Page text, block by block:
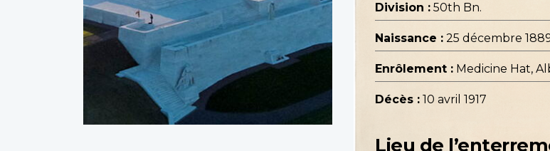
Division : 50th Bn.
Naissance : 25 décembre
Enrôlement : Medicine Hat,
Décès : 10 avril 1917
Lieu de